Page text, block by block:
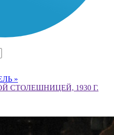
»
СТОЛЕШНИЦЕЙ, 1930 Г.